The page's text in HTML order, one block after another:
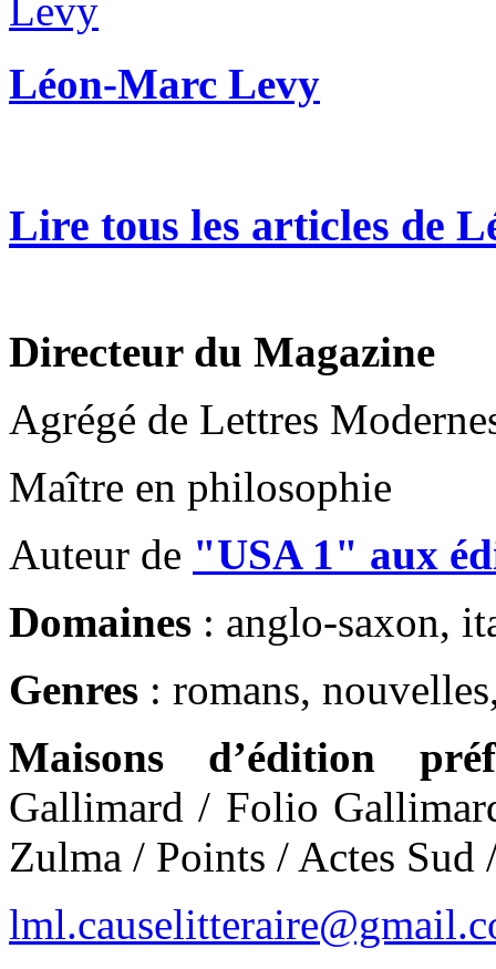
Léon-Marc Levy
Lire tous les articles de
Directeur du Magazine
Agrégé de Lettres
Maître en philosophie
Auteur de "USA 1" aux
Domaines : anglo-saxon,
Genres : romans,
Maisons d’édition
Gallimard / Folio
Zulma / Points / Actes Sud